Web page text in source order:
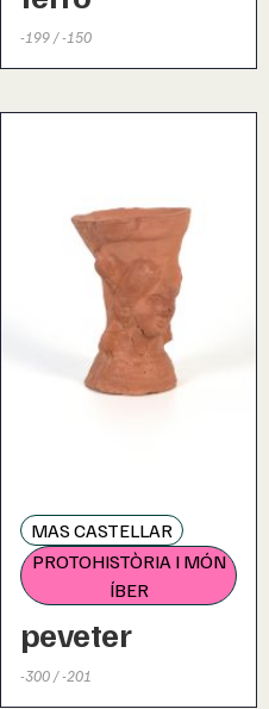
-199 / -150
MAS CASTELLAR
PROTOHISTÒRIA I MÓN
ÍBER
peveter
-300 / -201